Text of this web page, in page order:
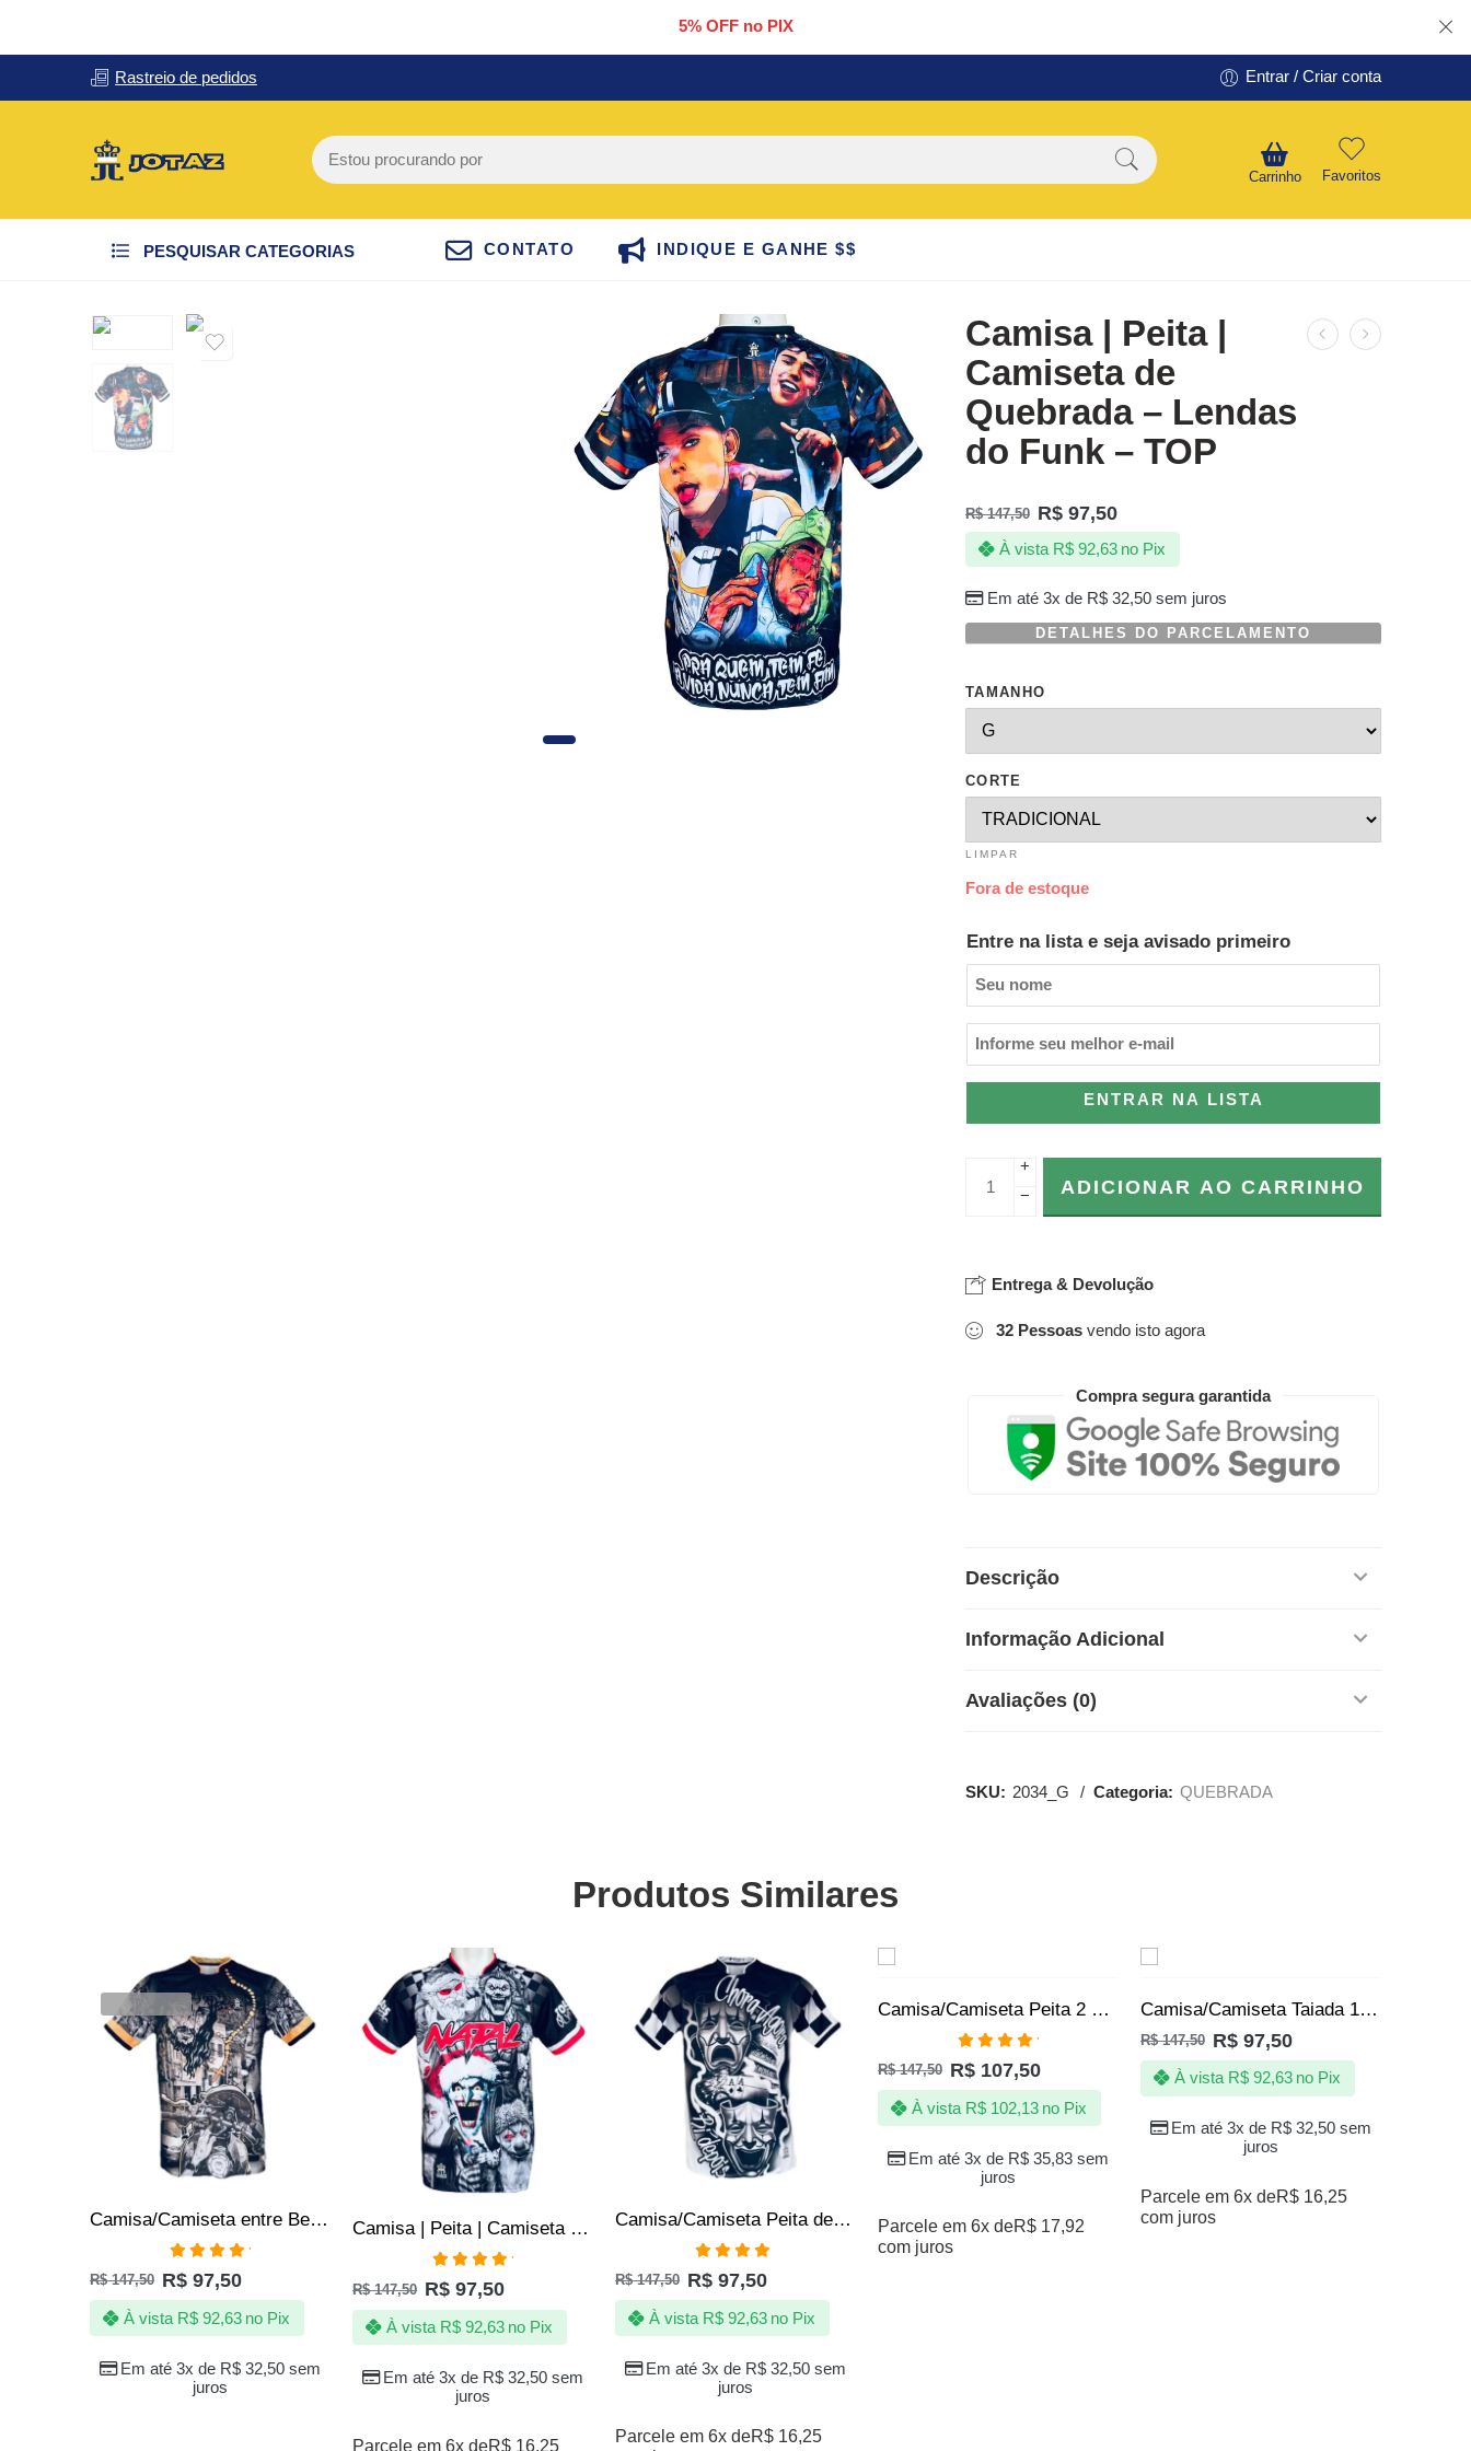
5% OFF no PIX
Rastreio de pedidos Entrar / Criar conta
Carrinho Favoritos
PESQUISAR CATEGORIAS CONTATO INDIQUE E GANHE $$
Camisa | Peita |
Camiseta de
Quebrada – Lendas
do Funk – TOP
R$147,50 R$ 97,50
Em até 3x de R$32,50sem juros
À vista R$92,63 no Pix
DETALHES DO PARCELAMENTO
TAMANHO
CORTE
LIMPAR
Fora de estoque
Entre na lista e seja avisado primeiro
ENTRAR NA LISTA
+
−
ADICIONAR AO CARRINHO
Entrega & Devolução
32 Pessoas vendo isto agora
Compra segura garantida
Descrição
Informação Adicional
Avaliações (0)
SKU: 2034_G Categoria: QUEBRADA
Produtos Similares
VENDIDOS
Camisa/Camiseta entre Becos e Vielas
Avaliação
5.00de 5
R$147,50 R$ 97,50
Em até 3x de R$ 32,50 sem
juros
À vista R$92,63 no Pix
SALE
Camisa | Peita | Camiseta de Quebrada Natal na Favela – Top1
Avaliação
5.00de 5
R$147,50 R$ 97,50
Em até 3x de R$ 32,50 sem
juros
À vista R$92,63 no Pix
Parcele em 6x deR$ 16,25
Camisa/Camiseta Peita de Quebrada – Chora agora Ri depois
Avaliação
4.88de 5
R$147,50 R$ 97,50
Em até 3x de R$ 32,50 sem
juros
À vista R$92,63 no Pix
Parcele em 6x deR$ 16,25
Camisa/Camiseta Peita 2 Pac Tupac Hip Hop Rap Rapper
Avaliação
5.00de 5
R$147,50 R$ 107,50
Em até 3x de R$ 35,83 sem
juros
À vista R$102,13 no Pix
Parcele em 6x deR$ 17,92
com juros
Camisa/Camiseta Taiada 1000 Grau – Irmãos Metralha – Grau
R$147,50 R$ 97,50
Em até 3x de R$ 32,50 sem
juros
À vista R$92,63 no Pix
Parcele em 6x deR$ 16,25
com juros